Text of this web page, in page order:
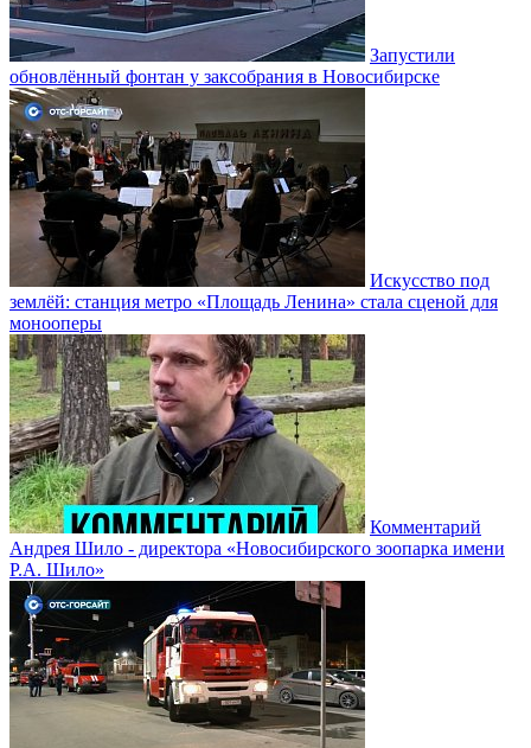
Запустили
обновлённый фонтан у заксобрания в Новосибирске
Искусство под
землёй: станция метро «Площадь Ленина» стала сценой для
монооперы
Комментарий
Андрея Шило - директора «Новосибирского зоопарка имени
Р.А. Шило»